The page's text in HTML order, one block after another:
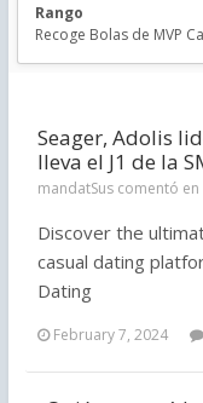
Rango
Recoge Bolas de MVP
Seager, Adolis
lleva el J1 de la
mandatSus comentó
Discover the
casual dating
Dating
February 7, 2024